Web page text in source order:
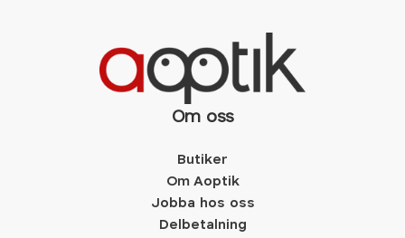
Om oss
Butiker
Om Aoptik
Jobba hos oss
Delbetalning